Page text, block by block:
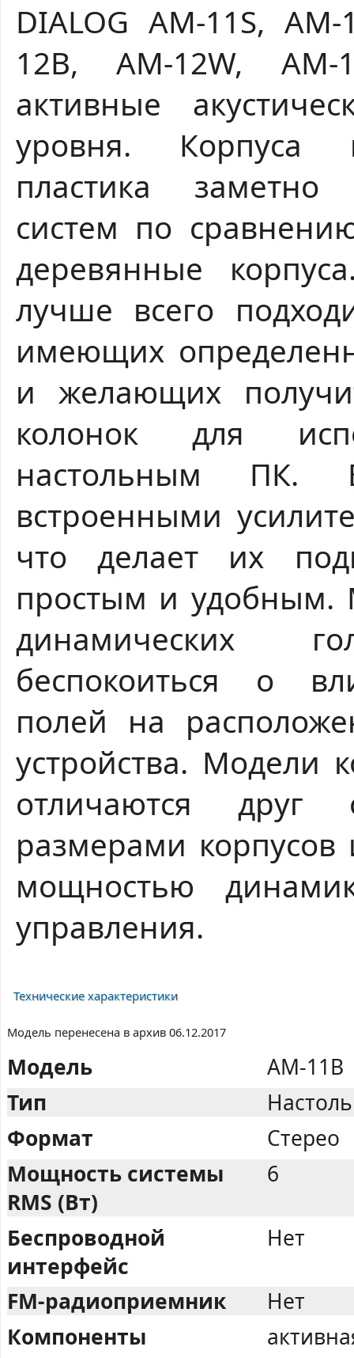
DIALOG AM-11S,
12B, AM-12W,
активные
уровня. Корпуса
пластика заметно
систем по
деревянные
лучше всего
имеющих
и желающих
колонок для
настольным ПК.
встроенными
что делает их
простым и удобным.
динамических
беспокоиться о
полей на
устройства. Модели
отличаются друг
размерами
мощностью
управления.
Технические характеристики
Модель перенесена в архив 06.12.2017
Модель
AM-11B
Тип
Формат
Стерео
Мощность системы
RMS (Вт)
6
Беспроводной
интерфейс
Нет
FM-радиоприемник
Нет
Компоненты